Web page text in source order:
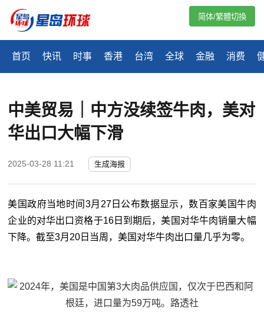
首页 快讯 时事 香港 台湾 全球 金融 消费
简体/繁體切換
中美贸易｜中方没续签牛肉，美对
华出口大幅下滑
2025-03-28 11:21 生成海报
美国政府当地时间 3月 27日公布数据显示，数百家美国牛肉
企业的对华出口资格于16日到期后，美国对华牛肉销量大幅
下降。截至3月 20 日当周，美国对华牛肉出口量几乎为零。